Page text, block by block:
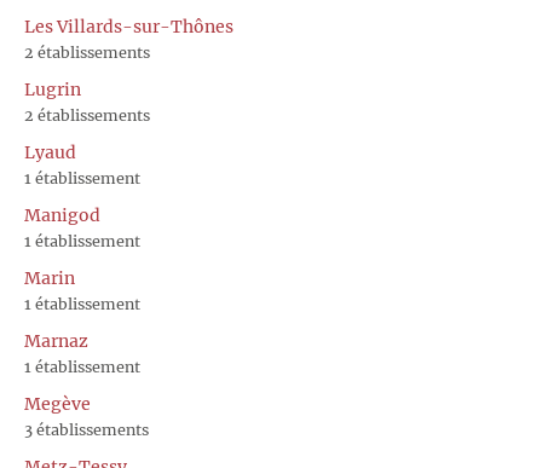
Les Villards-sur-Thônes
2 établissements
Lugrin
2 établissements
Lyaud
1 établissement
Manigod
1 établissement
Marin
1 établissement
Marnaz
1 établissement
Megève
3 établissements